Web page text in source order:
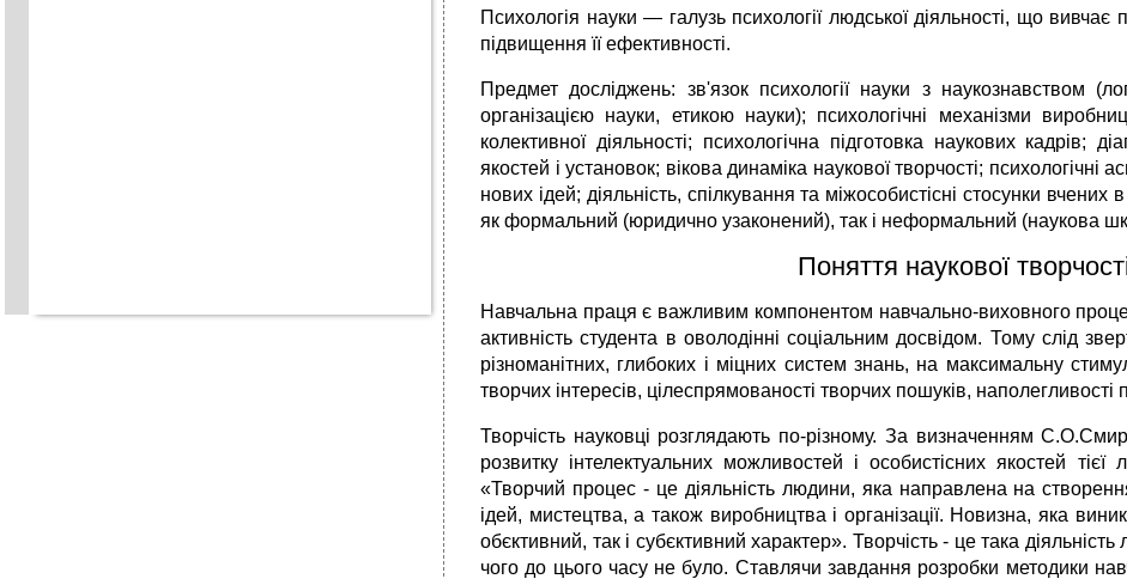
Психологія науки — галузь психології людської діяльності, що вивчає
підвищення її ефективності.
Предмет досліджень: зв'язок психології науки з наукознавством
організацією науки, етикою науки); психологічні механізми
колективної діяльності; психологічна підготовка наукових кадрів;
якостей і установок; вікова динаміка наукової творчості; психологічні
нових ідей; діяльність, спілкування та міжособистісні стосунки вчених
як формальний (юридично узаконений), так і неформальний (наукова
Поняття наукової
Навчальна праця є важливим компонентом навчально-виховного
активність студента в оволодінні соціальним досвідом. Тому слід
різноманітних, глибоких і міцних систем знань, на максимальну
творчих інтересів, цілеспрямованості творчих пошуків,
Творчість науковці розглядають по-різному. За визначенням
розвитку інтелектуальних можливостей і особистісних якостей
«Творчий процес - це діяльність людини, яка направлена на
ідей, мистецтва, а також виробництва і організації. Новизна, яка
обєктивний, так і субєктивний характер». Творчість - це така
чого до цього часу не було. Ставлячи завдання розробки методики